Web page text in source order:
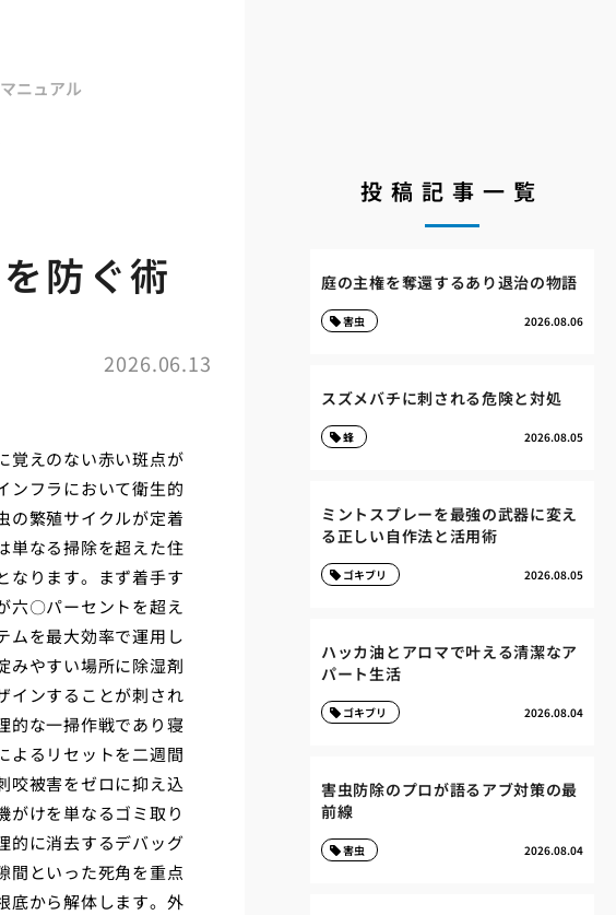
ニュアル
防ぐ術
2026.06.13
覚えのない赤い斑点が
ンフラにおいて衛生的
の繁殖サイクルが定着
単なる掃除を超えた住
なります。まず着手す
六〇パーセントを超え
ムを最大効率で運用し
みやすい場所に除湿剤
インすることが刺され
的な一掃作戦であり寝
よるリセットを二週間
咬被害をゼロに抑え込
がけを単なるゴミ取り
的に消去するデバッグ
間といった死角を重点
底から解体します。外
投稿記事一覧
庭の主権を奪還するあり退治の物語
2026.08.06
害虫
スズメバチに刺される危険と対処
2026.08.05
蜂
ミントスプレーを最強の武器に変え
る正しい自作法と活用術
2026.08.05
ゴキブリ
ハッカ油とアロマで叶える清潔なア
パート生活
2026.08.04
ゴキブリ
害虫防除のプロが語るアブ対策の最
前線
2026.08.04
害虫